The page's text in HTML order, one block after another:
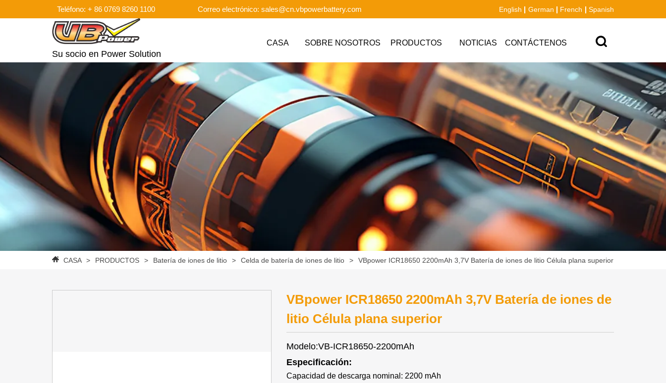
Teléfono: + 86 0769 8260 1100 Correo electrónico: sales@cn.vbpowerbattery.com English German French Spanish
Su socio en Power Solution
CASA SOBRE NOSOTROS PRODUCTOS NOTICIAS CONTÁCTENOS
CASA > PRODUCTOS > Batería de iones de litio > Celda de batería de iones de litio > VBpower ICR18650 2200mAh 3,7V Batería de iones de litio Célula plana superior
VBpower ICR18650 2200mAh 3,7V Batería de iones de
litio Célula plana superior
Modelo:VB-ICR18650-2200mAh
Especificación:
Capacidad de descarga nominal: 2200 mAh